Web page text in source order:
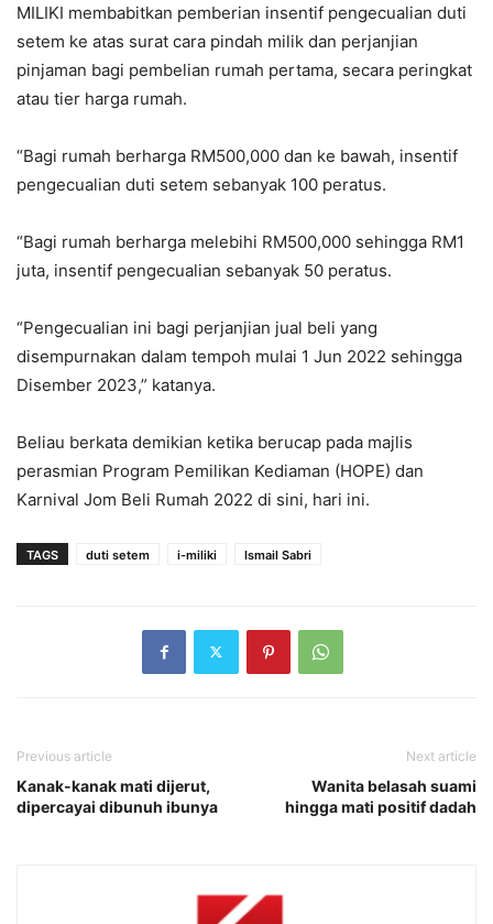
MILIKI membabitkan pemberian insentif pengecualian duti
setem ke atas surat cara pindah milik dan perjanjian
pinjaman bagi pembelian rumah pertama, secara peringkat
atau tier harga rumah.
“Bagi rumah berharga RM500,000 dan ke bawah, insentif
pengecualian duti setem sebanyak 100 peratus.
“Bagi rumah berharga melebihi RM500,000 sehingga RM1
juta, insentif pengecualian sebanyak 50 peratus.
“Pengecualian ini bagi perjanjian jual beli yang
disempurnakan dalam tempoh mulai 1 Jun 2022 sehingga
Disember 2023,” katanya.
Beliau berkata demikian ketika berucap pada majlis
perasmian Program Pemilikan Kediaman (HOPE) dan
Karnival Jom Beli Rumah 2022 di sini, hari ini.
TAGS duti setem i-miliki Ismail Sabri
Previous article
Kanak-kanak mati dijerut,
dipercayai dibunuh ibunya
Next article
Wanita belasah suami
hingga mati positif dadah